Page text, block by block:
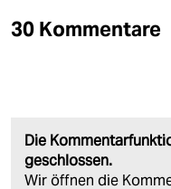
30 Kommentare
Die
geschlossen.
Wir öffnen die